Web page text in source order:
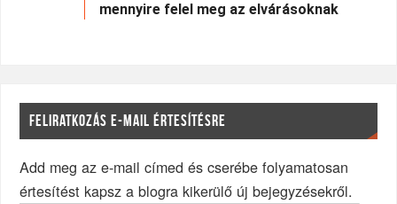
mennyire felel meg az elvárásoknak
FELIRATKOZÁS E-MAIL ÉRTESÍTÉSRE
Add meg az e-mail címed és cserébe folyamatosan
értesítést kapsz a blogra kikerülő új bejegyzésekről.